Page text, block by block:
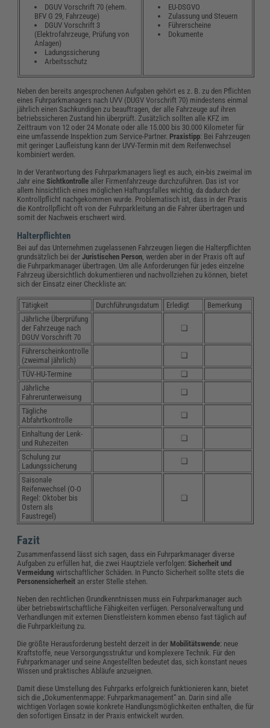
DGUV Vorschrift 70 (ehem.
BFV G 29, Fahrzeuge)
DGUV Vorschrift 3
(Elektrofahrzeuge, Prüfung von
Anlagen)
Ladungssicherung
Arbeitsschutz
EU-DSGVO
Zulassung und Steuern
Führerscheine
Dokumente
Neben den bereits angesprochenen Aufgaben gehört es z. B. zu den Pflichten
eines Fuhrparkmanagers nach UVV (DUGV Vorschrift 70) mindestens einmal
jährlich einen Sachkundigen zu beauftragen, der alle Fahrzeuge auf ihren
betriebssicheren Zustand hin überprüft. Zusätzlich sollten alle KFZ im
Zeittraum von 12 oder 24 Monate oder alle 15.000 bis 30.000 Kilometer für
eine umfassende Inspektion zum Service-Partner. Praxistipp: Bei Fahrzeugen
mit geringer Laufleistung kann der UVV-Termin mit dem Reifenwechsel
kombiniert werden.
In der Verantwortung des Fuhrparkmanagers liegt es auch, ein-bis zweimal im
Jahr eineSichtkontrolle aller Firmenfahrzeuge durchzuführen. Das ist vor
allem hinsichtlich eines möglichen Haftungsfalles wichtig, da dadurch der
Kontrollpflicht nachgekommen wurde. Problematisch ist, dass in der Praxis
die Kontrollpflicht oft von der Fuhrparkleitung an die Fahrer übertragen und
somit der Nachweis erschwert wird.
Halterpflichten
Bei auf das Unternehmen zugelassenen Fahrzeugen liegen die Halterpflichten
grundsätzlich bei derJuristischen Person, werden aber in der Praxis oft auf
die Fuhrparkmanager übertragen. Um alle Anforderungen für jedes einzelne
Fahrzeug übersichtlich dokumentieren und nachvollziehen zu können, bietet
sich der Einsatz einer Checkliste an:
Tätigkeit Durchführungsdatum Erledigt
Bemerkung
Jährliche Überprüfung
der Fahrzeuge nach
DGUV Vorschrift 70
❏
Führerscheinkontrolle
(zweimal jährlich)
❏
TÜV-HU-Termine
❏
Jährliche
Fahrerunterweisung
❏
Tägliche
Abfahrtkontrolle
❏
Einhaltung der Lenk-
und Ruhezeiten
❏
Schulung zur
Ladungssicherung
❏
Saisonale
Reifenwechsel (O-O
Regel: Oktober bis
Ostern als
Faustregel)
❏
Fazit
Zusammenfassend lässt sich sagen, dass ein Fuhrparkmanager diverse
Aufgaben zu erfüllen hat, die zwei Hauptziele verfolgen:Sicherheit und
Vermeidung wirtschaftlicher Schäden. In Puncto Sicherheit sollte stets die
Personensicherheit an erster Stelle stehen.
Neben den rechtlichen Grundkenntnissen muss ein Fuhrparkmanager auch
über betriebswirtschaftliche Fähigkeiten verfügen. Personalverwaltung und
Verhandlungen mit externen Dienstleistern kommen ebenso fast täglich auf
die Fuhrparkleitung zu.
Die größte Herausforderung besteht derzeit in der Mobilitätswende: neue
Kraftstoffe, neue Versorgungsstruktur und komplexere Technik. Für den
Fuhrparkmanager und seine Angestellten bedeutet das, sich konstant neues
Wissen und praktisches Abläufe anzueignen.
Damit diese Umstellung des Fuhrparks erfolgreich funktionieren kann, bietet
sich die „Dokumentenmappe: Fuhrparkmanagement“ an. Darin sind alle
wichtigen Vorlagen sowie konkrete Handlungsmöglichkeiten enthalten, die für
den sofortigen Einsatz in der Praxis entwickelt wurden.